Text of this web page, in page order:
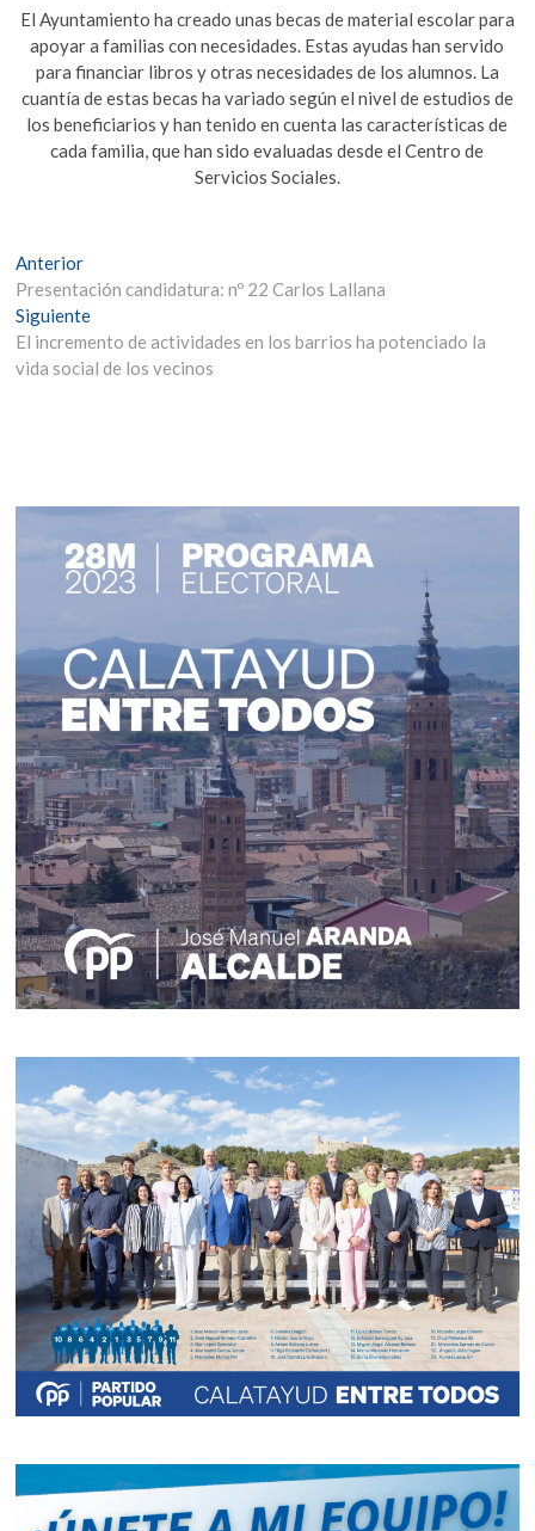
El Ayuntamiento ha creado unas becas de material escolar para
apoyar a familias con necesidades. Estas ayudas han servido
para financiar libros y otras necesidades de los alumnos. La
cuantía de estas becas ha variado según el nivel de estudios de
los beneficiarios y han tenido en cuenta las características de
cada familia, que han sido evaluadas desde el Centro de
Servicios Sociales.
Navegación
de
entradas
AnteriorEntrada
anterior:
Presentación candidatura: nº 22 Carlos Lallana
SiguienteEntrada
siguiente:
El incremento de actividades en los barrios ha potenciado la
vida social de los vecinos